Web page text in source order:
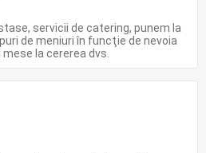
servicii de catering, punem la
de meniuri în funcţie de nevoia
la cererea dvs.